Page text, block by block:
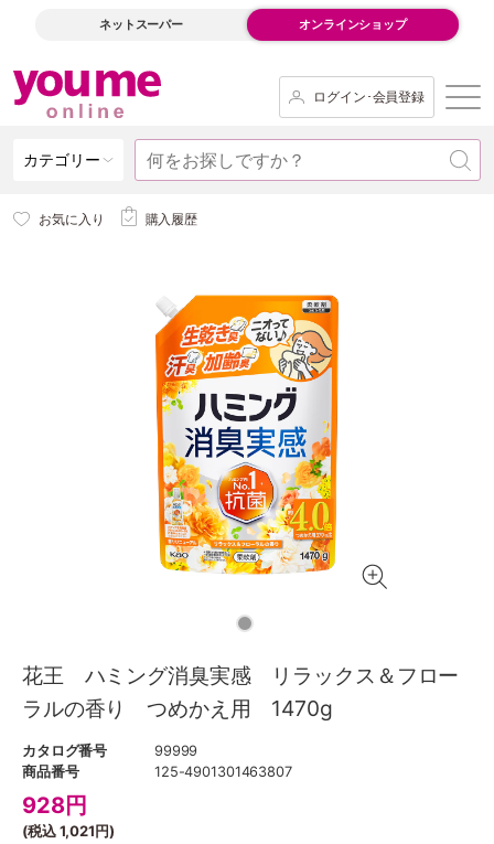
ネットスーパー オンラインショップ
ログイン･会員登録
カテゴリー
お気に入り 購入履歴
花王 ハミング消臭実感 リラックス＆フロー
ラルの香り つめかえ用 1470g
カタログ番号
99999
商品番号
125-4901301463807
928円
(税込1,021円)